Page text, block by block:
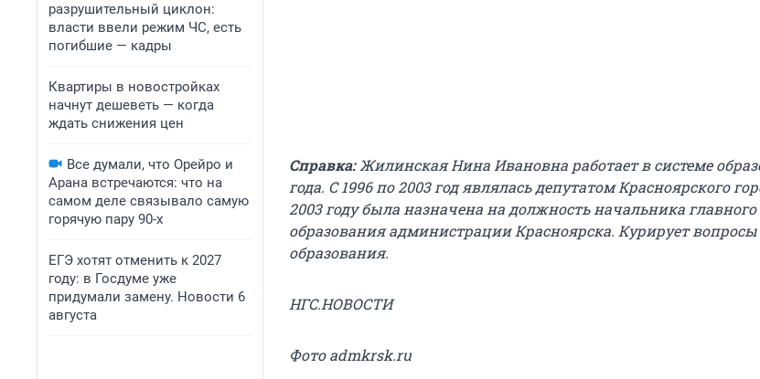
разрушительный циклон:
власти ввели режим ЧС, есть
погибшие — кадры
Квартиры в новостройках
начнут дешеветь — когда
ждать снижения цен
Все думали, что Орейро и
Арана встречаются: что на
самом деле связывало самую
горячую пару 90-х
ЕГЭ хотят отменить к 2027
году: в Госдуме уже
придумали замену. Новости 6
августа
Справка:Жилинская Нина Ивановна работает в системе
года. С 1996 по 2003 год являлась депутатом Красноярского
2003 году была назначена на должность начальника
образования администрации Красноярска. Курирует
образования.
НГС.НОВОСТИ
Фото admkrsk.ru